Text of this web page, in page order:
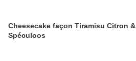
Cheesecake façon Tiramisu Citron &
Spéculoos